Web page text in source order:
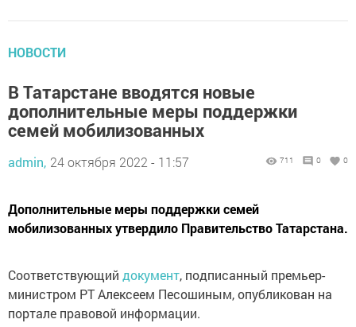
НОВОСТИ
В Татарстане вводятся новые
дополнительные меры поддержки
семей мобилизованных
admin, 24 октября 2022 - 11:57 711 0 0
Дополнительные меры поддержки семей
мобилизованных утвердило Правительство Татарстана.
Соответствующий документ, подписанный премьер-
министром РТ Алексеем Песошиным, опубликован на
портале правовой информации.